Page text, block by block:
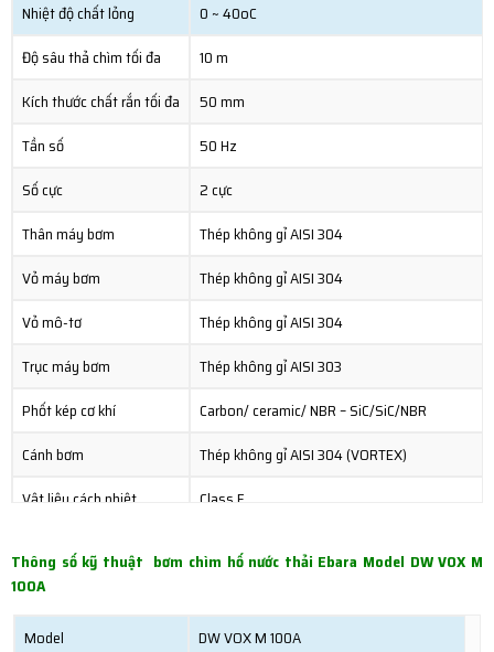
Nhiệt độ chất lỏng
0 ~ 40oC
Độ sâu thả chìm tối đa
10 m
Kích thước chất rắn tối đa
50 mm
Tần số
50 Hz
Số cực
2 cực
Thân máy bơm
Thép không gỉ AISI 304
Vỏ máy bơm
Thép không gỉ AISI 304
Vỏ mô-tơ
Thép không gỉ AISI 304
Trục máy bơm
Thép không gỉ AISI 303
Phốt kép cơ khí
Carbon/ ceramic/ NBR – SiC/SiC/NBR
Cánh bơm
Thép không gỉ AISI 304 (VORTEX)
Vật liệu cách nhiệt
Class F
Bảo vệ quá tải nhiệt
Dòng máy 1 pha tụ điện tích hợp sẵn trong máy
Dòng máy 3 pha tụ điện được gắn khi có yêu
Thông số kỹ thuật bơm chìm hố nước thải Ebara Model DW VOX M
100A
Model
DW VOX M 100A